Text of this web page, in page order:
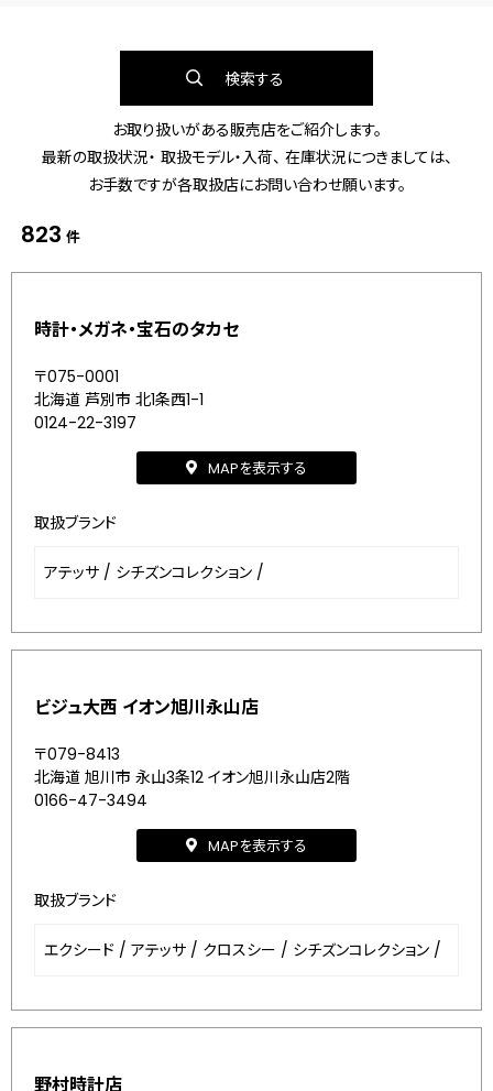
検索する
お取り扱いがある販売店をご紹介します。
最新の取扱状況・ 取扱モデル・入荷、 在庫状況につきましては、
お手数ですが各取扱店にお問い合わせ願います。
823 件
時計・メガネ・宝石のタカセ
〒075-0001
北海道 芦別市 北1条西1-1
0124-22-3197
MAPを表示する
取扱ブランド
アテッサ / シチズンコレクション /
ビジュ大西 イオン旭川永山店
〒079-8413
北海道 旭川市 永山3条12 イオン旭川永山店2階
0166-47-3494
MAPを表示する
取扱ブランド
エクシード / アテッサ / クロスシー / シチズンコレクション /
野村時計店